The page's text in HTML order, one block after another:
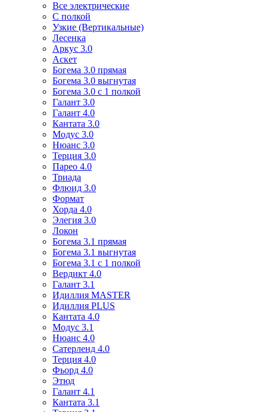
Все электрические
С полкой
Узкие (Вертикальные)
Лесенка
Аркус 3.0
Аскет
Богема 3.0 прямая
Богема 3.0 выгнутая
Богема 3.0 с 1 полкой
Галант 3.0
Галант 4.0
Кантата 3.0
Модус 3.0
Нюанс 3.0
Терция 3.0
Парео 4.0
Триада
Флюид 3.0
Формат
Хорда 4.0
Элегия 3.0
Локон
Богема 3.1 прямая
Богема 3.1 выгнутая
Богема 3.1 с 1 полкой
Вердикт 4.0
Галант 3.1
Идиллия MASTER
Идиллия PLUS
Кантата 4.0
Модус 3.1
Нюанс 4.0
Сатерленд 4.0
Терция 4.0
Фьорд 4.0
Этюд
Галант 4.1
Кантата 3.1